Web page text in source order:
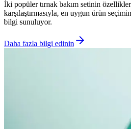
İki popüler tırnak bakım setinin
karşılaştırmasıyla, en uygun ürün
bilgi sunuluyor.
Daha fazla bilgi edinin